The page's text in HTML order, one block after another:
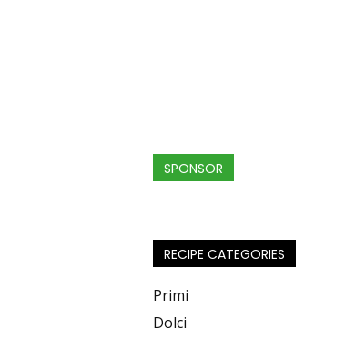
SPONSOR
RECIPE CATEGORIES
Primi
Dolci